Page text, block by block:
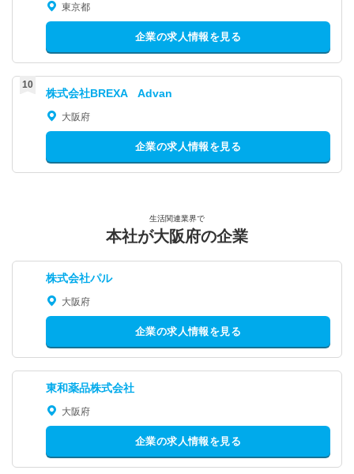
東京都
企業の求人情報を見る
株式会社BREXA Advan
大阪府
企業の求人情報を見る
生活関連業界で
本社が大阪府の企業
株式会社パル
大阪府
企業の求人情報を見る
東和薬品株式会社
大阪府
企業の求人情報を見る